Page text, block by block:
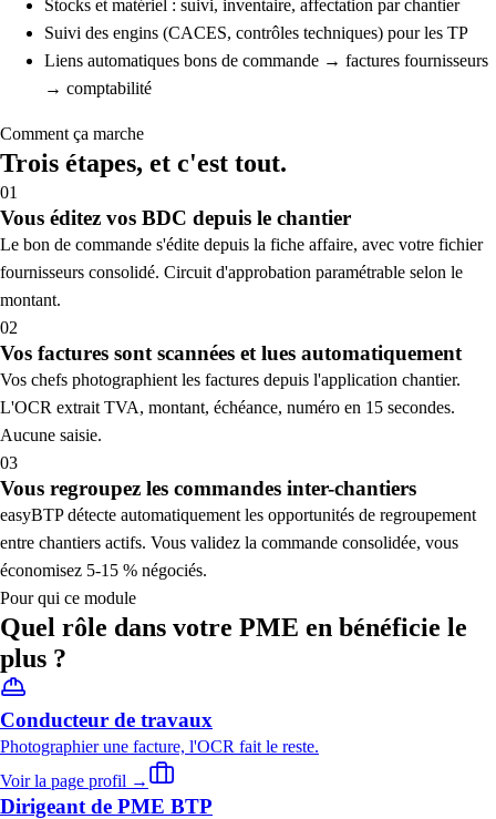
Stocks et matériel : suivi, inventaire, affectation par chantier
Suivi des engins (CACES, contrôles techniques) pour les TP
Liens automatiques bons de commande → factures fournisseurs
→ comptabilité
Comment ça marche
Trois étapes, et c'est tout.
01
Vous éditez vos BDC depuis le chantier
Le bon de commande s'édite depuis la fiche affaire, avec votre fichier
fournisseurs consolidé. Circuit d'approbation paramétrable selon le
montant.
02
Vos factures sont scannées et lues automatiquement
Vos chefs photographient les factures depuis l'application chantier.
L'OCR extrait TVA, montant, échéance, numéro en 15 secondes.
Aucune saisie.
03
Vous regroupez les commandes inter-chantiers
easyBTP détecte automatiquement les opportunités de regroupement
entre chantiers actifs. Vous validez la commande consolidée, vous
économisez 5-15 % négociés.
Pour qui ce module
Quel rôle dans votre PME en bénéficie le
plus ?
Conducteur de travaux
Photographier une facture, l'OCR fait le reste.
Voir la page profil →
Dirigeant de PME BTP